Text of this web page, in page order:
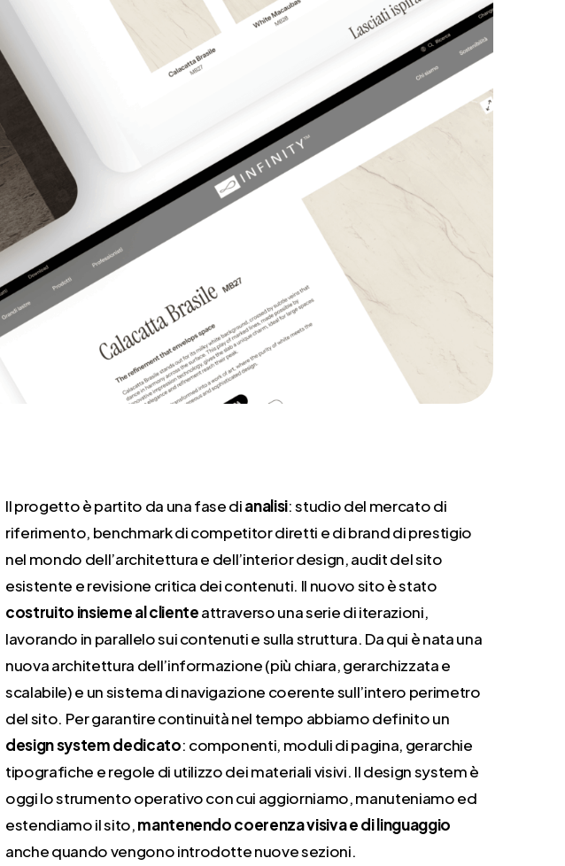
Il progetto è partito da una fase dianalisi: studio del mercato di
riferimento, benchmark di competitor diretti e di brand di prestigio
nel mondo dell’architettura e dell’interior design, audit del sito
esistente e revisione critica dei contenuti. Il nuovo sito è stato
costruito insieme al clienteattraverso una serie di iterazioni,
lavorando in parallelo sui contenuti e sulla struttura. Da qui è nata una
nuova architettura dell’informazione (più chiara, gerarchizzata e
scalabile) e un sistema di navigazione coerente sull’intero perimetro
del sito. Per garantire continuità nel tempo abbiamo definito un
design system dedicato: componenti, moduli di pagina, gerarchie
tipografiche e regole di utilizzo dei materiali visivi. Il design system è
oggi lo strumento operativo con cui aggiorniamo, manuteniamo ed
estendiamo il sito,mantenendo coerenza visiva e di linguaggio
anche quando vengono introdotte nuove sezioni.